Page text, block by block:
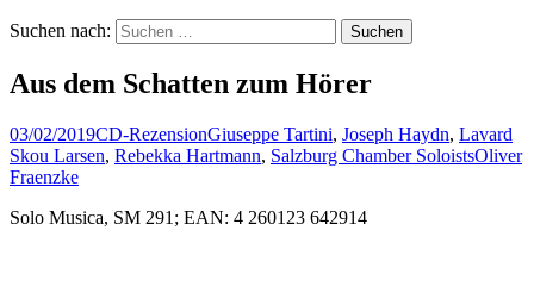
Suchen nach:
Aus dem Schatten zum Hörer
03/02/2019CD-RezensionGiuseppe Tartini, Joseph Haydn, Lavard
Skou Larsen, Rebekka Hartmann, Salzburg Chamber SoloistsOliver
Fraenzke
Solo Musica, SM 291; EAN: 4 260123 642914